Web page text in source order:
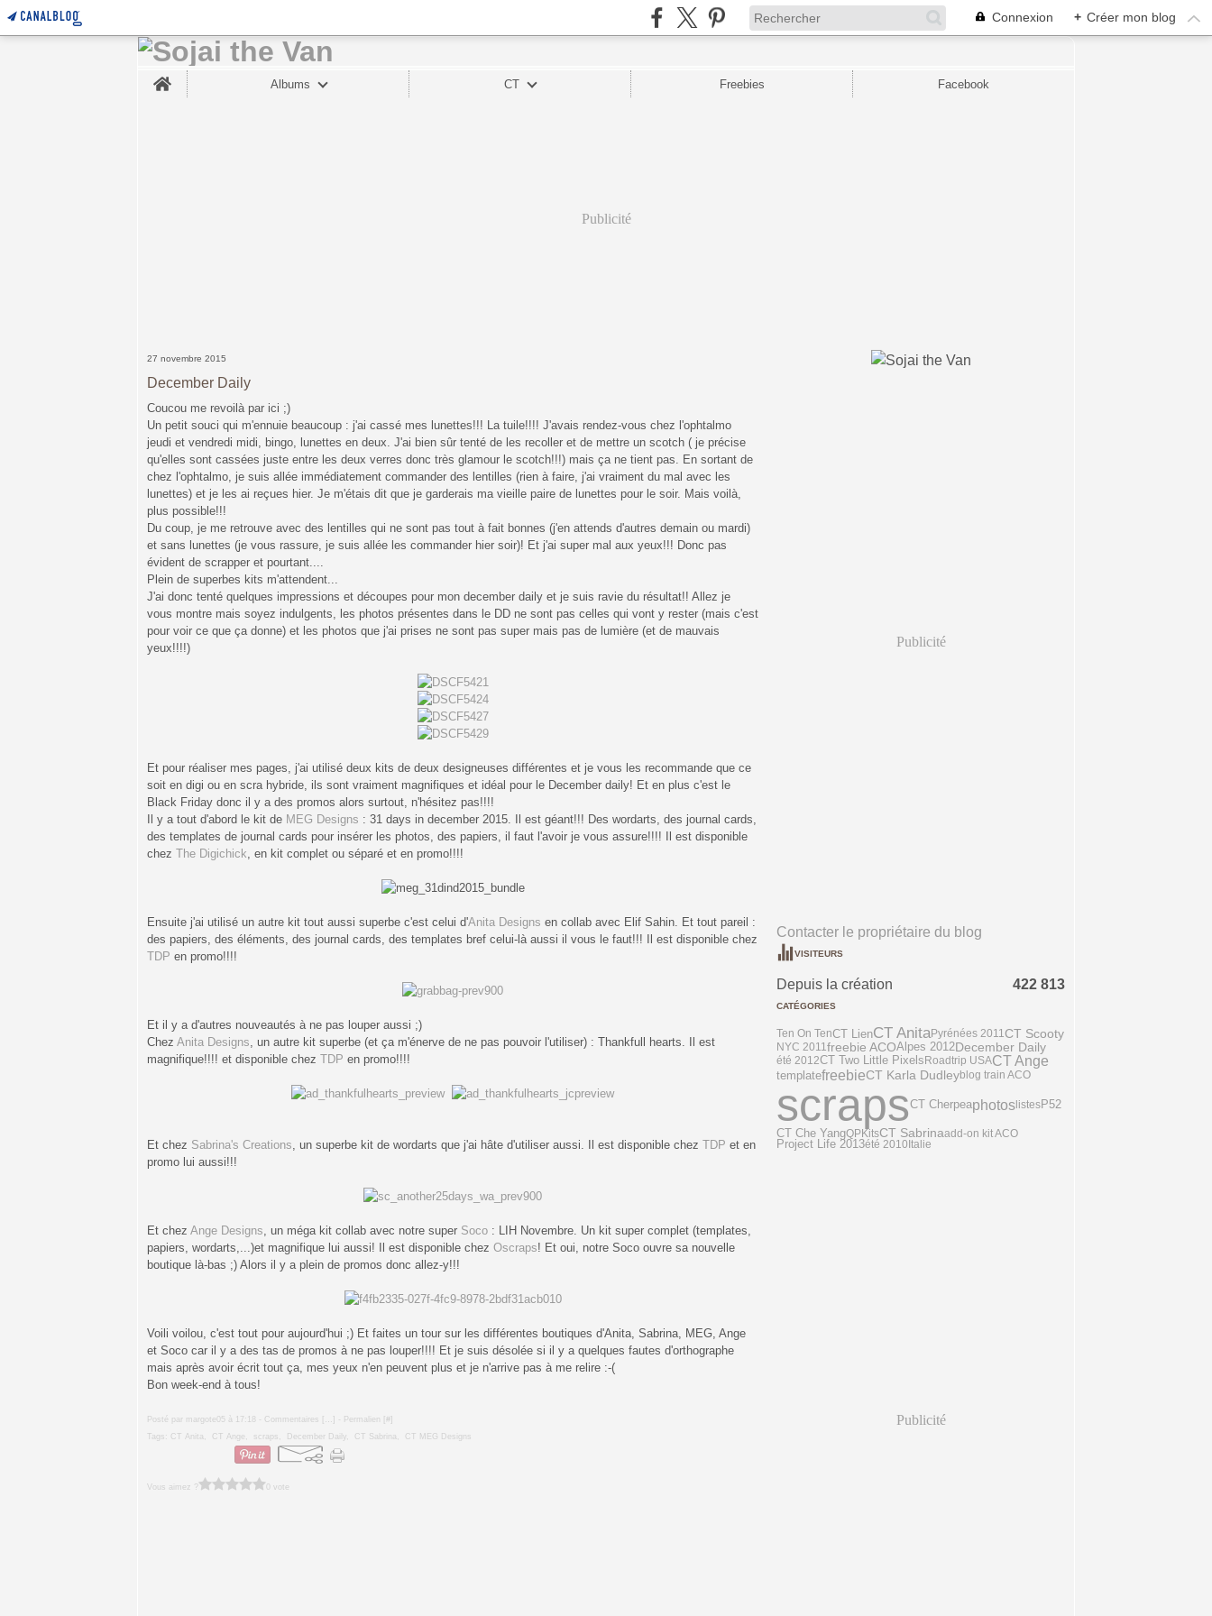
Connexion + Créer mon blog
Home
Albums CT Freebies Facebook
Publicité
27 novembre 2015
December Daily
Coucou me revoilà par ici ;)
Un petit souci qui m'ennuie beaucoup : j'ai cassé mes lunettes!!! La tuile!!!! J'avais rendez-vous chez l'ophtalmo
jeudi et vendredi midi, bingo, lunettes en deux. J'ai bien sûr tenté de les recoller et de mettre un scotch ( je précise
qu'elles sont cassées juste entre les deux verres donc très glamour le scotch!!!) mais ça ne tient pas. En sortant de
chez l'ophtalmo, je suis allée immédiatement commander des lentilles (rien à faire, j'ai vraiment du mal avec les
lunettes) et je les ai reçues hier. Je m'étais dit que je garderais ma vieille paire de lunettes pour le soir. Mais voilà,
plus possible!!!
Du coup, je me retrouve avec des lentilles qui ne sont pas tout à fait bonnes (j'en attends d'autres demain ou mardi)
et sans lunettes (je vous rassure, je suis allée les commander hier soir)! Et j'ai super mal aux yeux!!! Donc pas
évident de scrapper et pourtant....
Plein de superbes kits m'attendent...
J'ai donc tenté quelques impressions et découpes pour mon december daily et je suis ravie du résultat!! Allez je
vous montre mais soyez indulgents, les photos présentes dans le DD ne sont pas celles qui vont y rester (mais c'est
pour voir ce que ça donne) et les photos que j'ai prises ne sont pas super mais pas de lumière (et de mauvais
yeux!!!!)
Et pour réaliser mes pages, j'ai utilisé deux kits de deux designeuses différentes et je vous les recommande que ce
soit en digi ou en scra hybride, ils sont vraiment magnifiques et idéal pour le December daily! Et en plus c'est le
Black Friday donc il y a des promos alors surtout, n'hésitez pas!!!!
Il y a tout d'abord le kit de MEG Designs : 31 days in december 2015. Il est géant!!! Des wordarts, des journal cards,
des templates de journal cards pour insérer les photos, des papiers, il faut l'avoir je vous assure!!!! Il est disponible
chez The Digichick, en kit complet ou séparé et en promo!!!!
Ensuite j'ai utilisé un autre kit tout aussi superbe c'est celui d'Anita Designs en collab avec Elif Sahin. Et tout pareil :
des papiers, des éléments, des journal cards, des templates bref celui-là aussi il vous le faut!!! Il est disponible chez
TDP en promo!!!!
Et il y a d'autres nouveautés à ne pas louper aussi ;)
Chez Anita Designs, un autre kit superbe (et ça m'énerve de ne pas pouvoir l'utiliser) : Thankfull hearts. Il est
magnifique!!!! et disponible chez TDP en promo!!!!
Et chez Sabrina's Creations, un superbe kit de wordarts que j'ai hâte d'utiliser aussi. Il est disponible chez TDP et en
promo lui aussi!!!
Et chez Ange Designs, un méga kit collab avec notre super Soco : LIH Novembre. Un kit super complet (templates,
papiers, wordarts,...)et magnifique lui aussi! Il est disponible chez Oscraps! Et oui, notre Soco ouvre sa nouvelle
boutique là-bas ;) Alors il y a plein de promos donc allez-y!!!
Voili voilou, c'est tout pour aujourd'hui ;) Et faites un tour sur les différentes boutiques d'Anita, Sabrina, MEG, Ange
et Soco car il y a des tas de promos à ne pas louper!!!! Et je suis désolée si il y a quelques fautes d'orthographe
mais après avoir écrit tout ça, mes yeux n'en peuvent plus et je n'arrive pas à me relire :-(
Bon week-end à tous!
Posté par margote05 à 17:18 - Commentaires [ … - Permalien [ #
Tags: CT Anita, CT Ange , scraps , December Daily, CT Sabrina, CT MEG Designs
Vous aimez ? 0 vote
Publicité
Contacter le propriétaire du blog
VISITEURS
Depuis la création 422 813
CATÉGORIES
Ten On TenCT LienCT AnitaPyrénées 2011CT Scooty
NYC 2011freebie ACOAlpes 2012December Daily
été 2012CT Two Little Pixels Roadtrip USACT Ange
templatefreebieCT Karla Dudleyblog train ACO
scrapsCT Cherpeaphotos listesP52
CT Che YangQPKitsCT Sabrinaadd-on kit ACO
Project Life 2013été 2010 Italie
Publicité